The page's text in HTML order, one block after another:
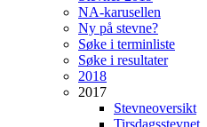
NA-karusellen
Ny på stevne?
Søke i terminliste
Søke i resultater
2018
2017
Stevneoversikt
Tirsdagsstevnet